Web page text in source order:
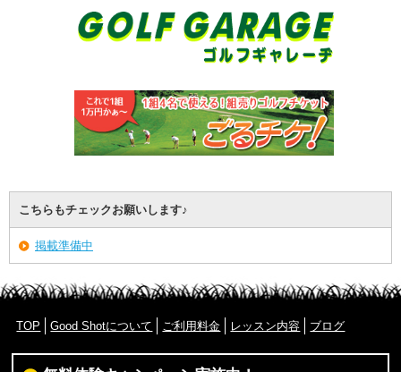
こちらもチェックお願いします♪
掲載準備中
TOP Good Shotについて ご利用料金 レッスン内容 ブログ